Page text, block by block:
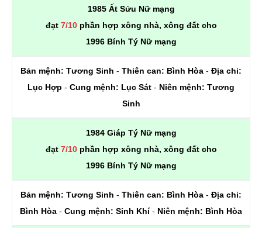
1985 Ất Sửu Nữ mạng
đạt 7/10phần hợp xông nhà, xông đất cho
1996 Bính Tý Nữ mạng
Bản mệnh: Tương Sinh - Thiên can: Bình Hòa - Địa chi:
Lục Hợp - Cung mệnh: Lục Sát - Niên mệnh: Tương
Sinh
1984 Giáp Tý Nữ mạng
đạt 7/10phần hợp xông nhà, xông đất cho
1996 Bính Tý Nữ mạng
Bản mệnh: Tương Sinh - Thiên can: Bình Hòa - Địa chi:
Bình Hòa - Cung mệnh: Sinh Khí- Niên mệnh: Bình Hòa